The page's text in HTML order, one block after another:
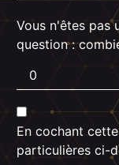
Vous n'êtes pas
question :
En cochant
particulières ci-